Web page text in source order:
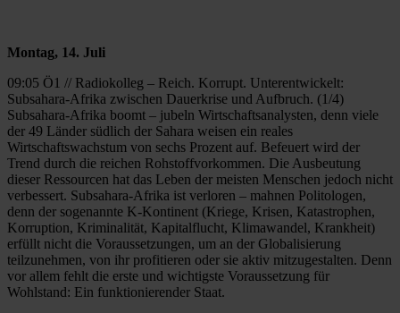
Montag, 14. Juli
09:05 Ö1 // Radiokolleg – Reich. Korrupt. Unterentwickelt:
Subsahara-Afrika zwischen Dauerkrise und Aufbruch. (1/4)
Subsahara-Afrika boomt – jubeln Wirtschaftsanalysten, denn viele
der 49 Länder südlich der Sahara weisen ein reales
Wirtschaftswachstum von sechs Prozent auf. Befeuert wird der
Trend durch die reichen Rohstoffvorkommen. Die Ausbeutung
dieser Ressourcen hat das Leben der meisten Menschen jedoch nicht
verbessert. Subsahara-Afrika ist verloren – mahnen Politologen,
denn der sogenannte K-Kontinent (Kriege, Krisen, Katastrophen,
Korruption, Kriminalität, Kapitalflucht, Klimawandel, Krankheit)
erfüllt nicht die Voraussetzungen, um an der Globalisierung
teilzunehmen, von ihr profitieren oder sie aktiv mitzugestalten. Denn
vor allem fehlt die erste und wichtigste Voraussetzung für
Wohlstand: Ein funktionierender Staat.